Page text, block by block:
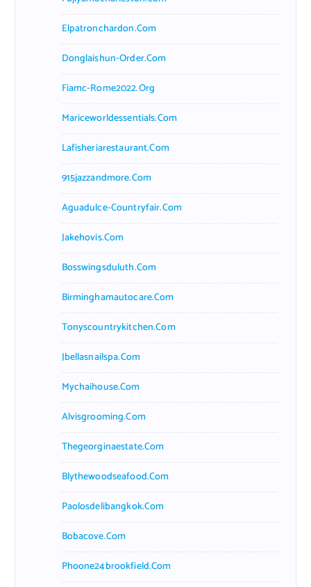
Elpatronchardon.com
Donglaishun-Order.com
Fiamc-Rome2022.org
Mariceworldessentials.com
Lafisheriarestaurant.com
915jazzandmore.com
Aguadulce-Countryfair.com
Jakehovis.com
Bosswingsduluth.com
Birminghamautocare.com
Tonyscountrykitchen.com
Jbellasnailspa.com
Mychaihouse.com
Alvisgrooming.com
Thegeorginaestate.com
Blythewoodseafood.com
Paolosdelibangkok.com
Bobacove.com
Phoone24brookfield.com